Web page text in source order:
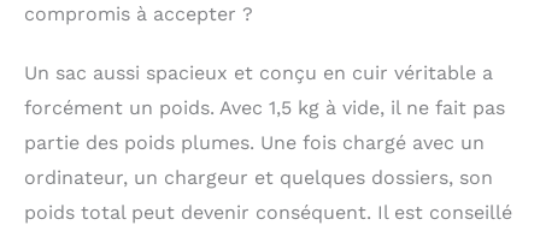
compromis à accepter ?
Un sac aussi spacieux et conçu en cuir véritable a
forcément un poids. Avec 1,5 kg à vide, il ne fait pas
partie des poids plumes. Une fois chargé avec un
ordinateur, un chargeur et quelques dossiers, son
poids total peut devenir conséquent. Il est conseillé